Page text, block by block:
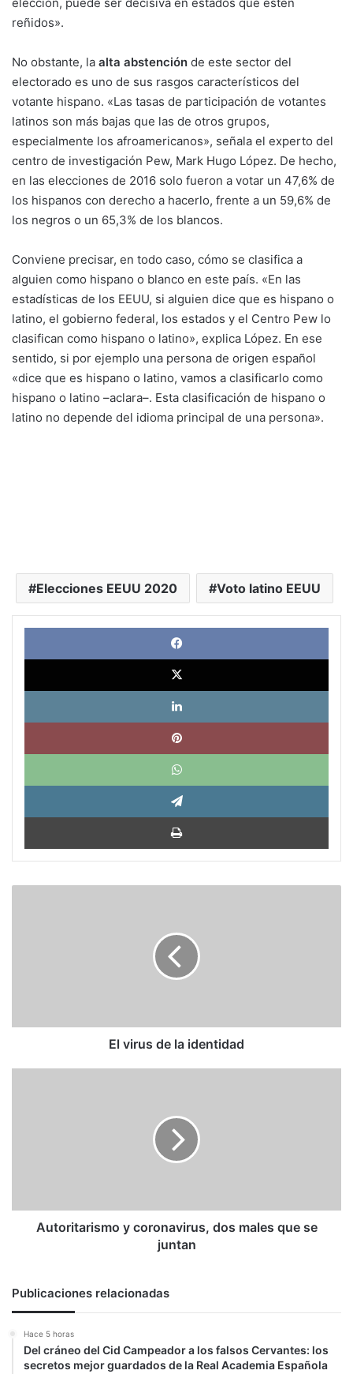
reñidos».
No obstante, la alta abstención de este sector del
electorado es uno de sus rasgos característicos del
votante hispano. «Las tasas de participación de votantes
latinos son más bajas que las de otros grupos,
especialmente los afroamericanos», señala el experto del
centro de investigación Pew, Mark Hugo López. De hecho,
en las elecciones de 2016 solo fueron a votar un 47,6% de
los hispanos con derecho a hacerlo, frente a un 59,6% de
los negros o un 65,3% de los blancos.
Conviene precisar, en todo caso, cómo se clasifica a
alguien como hispano o blanco en este país. «En las
estadísticas de los EEUU, si alguien dice que es hispano o
latino, el gobierno federal, los estados y el Centro Pew lo
clasifican como hispano o latino», explica López. En ese
sentido, si por ejemplo una persona de origen español
«dice que es hispano o latino, vamos a clasificarlo como
hispano o latino –aclara–. Esta clasificación de hispano o
latino no depende del idioma principal de una persona».
Elecciones EEUU 2020 Voto latino EEUU
X
El virus de la identidad
Autoritarismo y coronavirus, dos males que se
juntan
Publicaciones relacionadas
Hace 5 horas
Del cráneo del Cid Campeador a los falsos Cervantes: los
secretos mejor guardados de la Real Academia Española